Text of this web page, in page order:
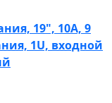
19", 10А, 9
1U, входной